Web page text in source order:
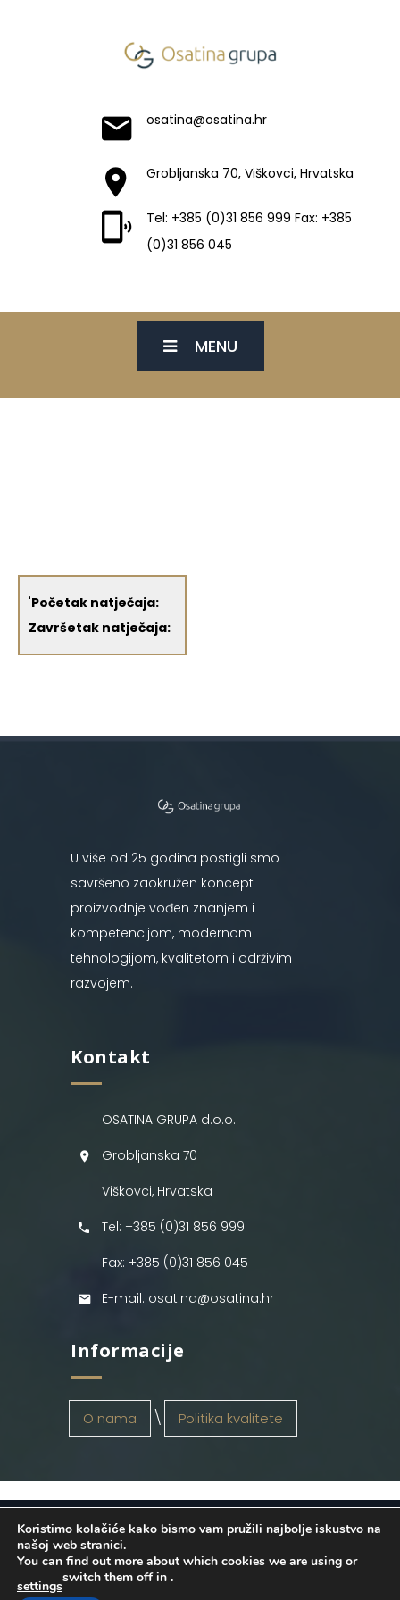
osatina@osatina.hr
Grobljanska 70, Viškovci, Hrvatska
Tel: +385 (0)31 856 999 Fax: +385
(0)31 856 045
MENU
'Početak natječaja:
Završetak natječaja:
U više od 25 godina postigli smo
savršeno zaokružen koncept
proizvodnje vođen znanjem i
kompetencijom, modernom
tehnologijom, kvalitetom i održivim
razvojem.
Kontakt
OSATINA GRUPA d.o.o.
Grobljanska 70
Viškovci, Hrvatska
Tel: +385 (0)31 856 999
Fax: +385 (0)31 856 045
E-mail: osatina@osatina.hr
Informacije
O nama Politika kvalitete
OSATINA GRUPA d.o.o. 2026
. Configured
byINFOS Osijek. Sva prava pridržana.
Koristimo kolačiće kako bismo vam pružili najbolje iskustvo na
našoj web stranici.
You can find out more about which cookies we are using or
switch them off in
settings
.